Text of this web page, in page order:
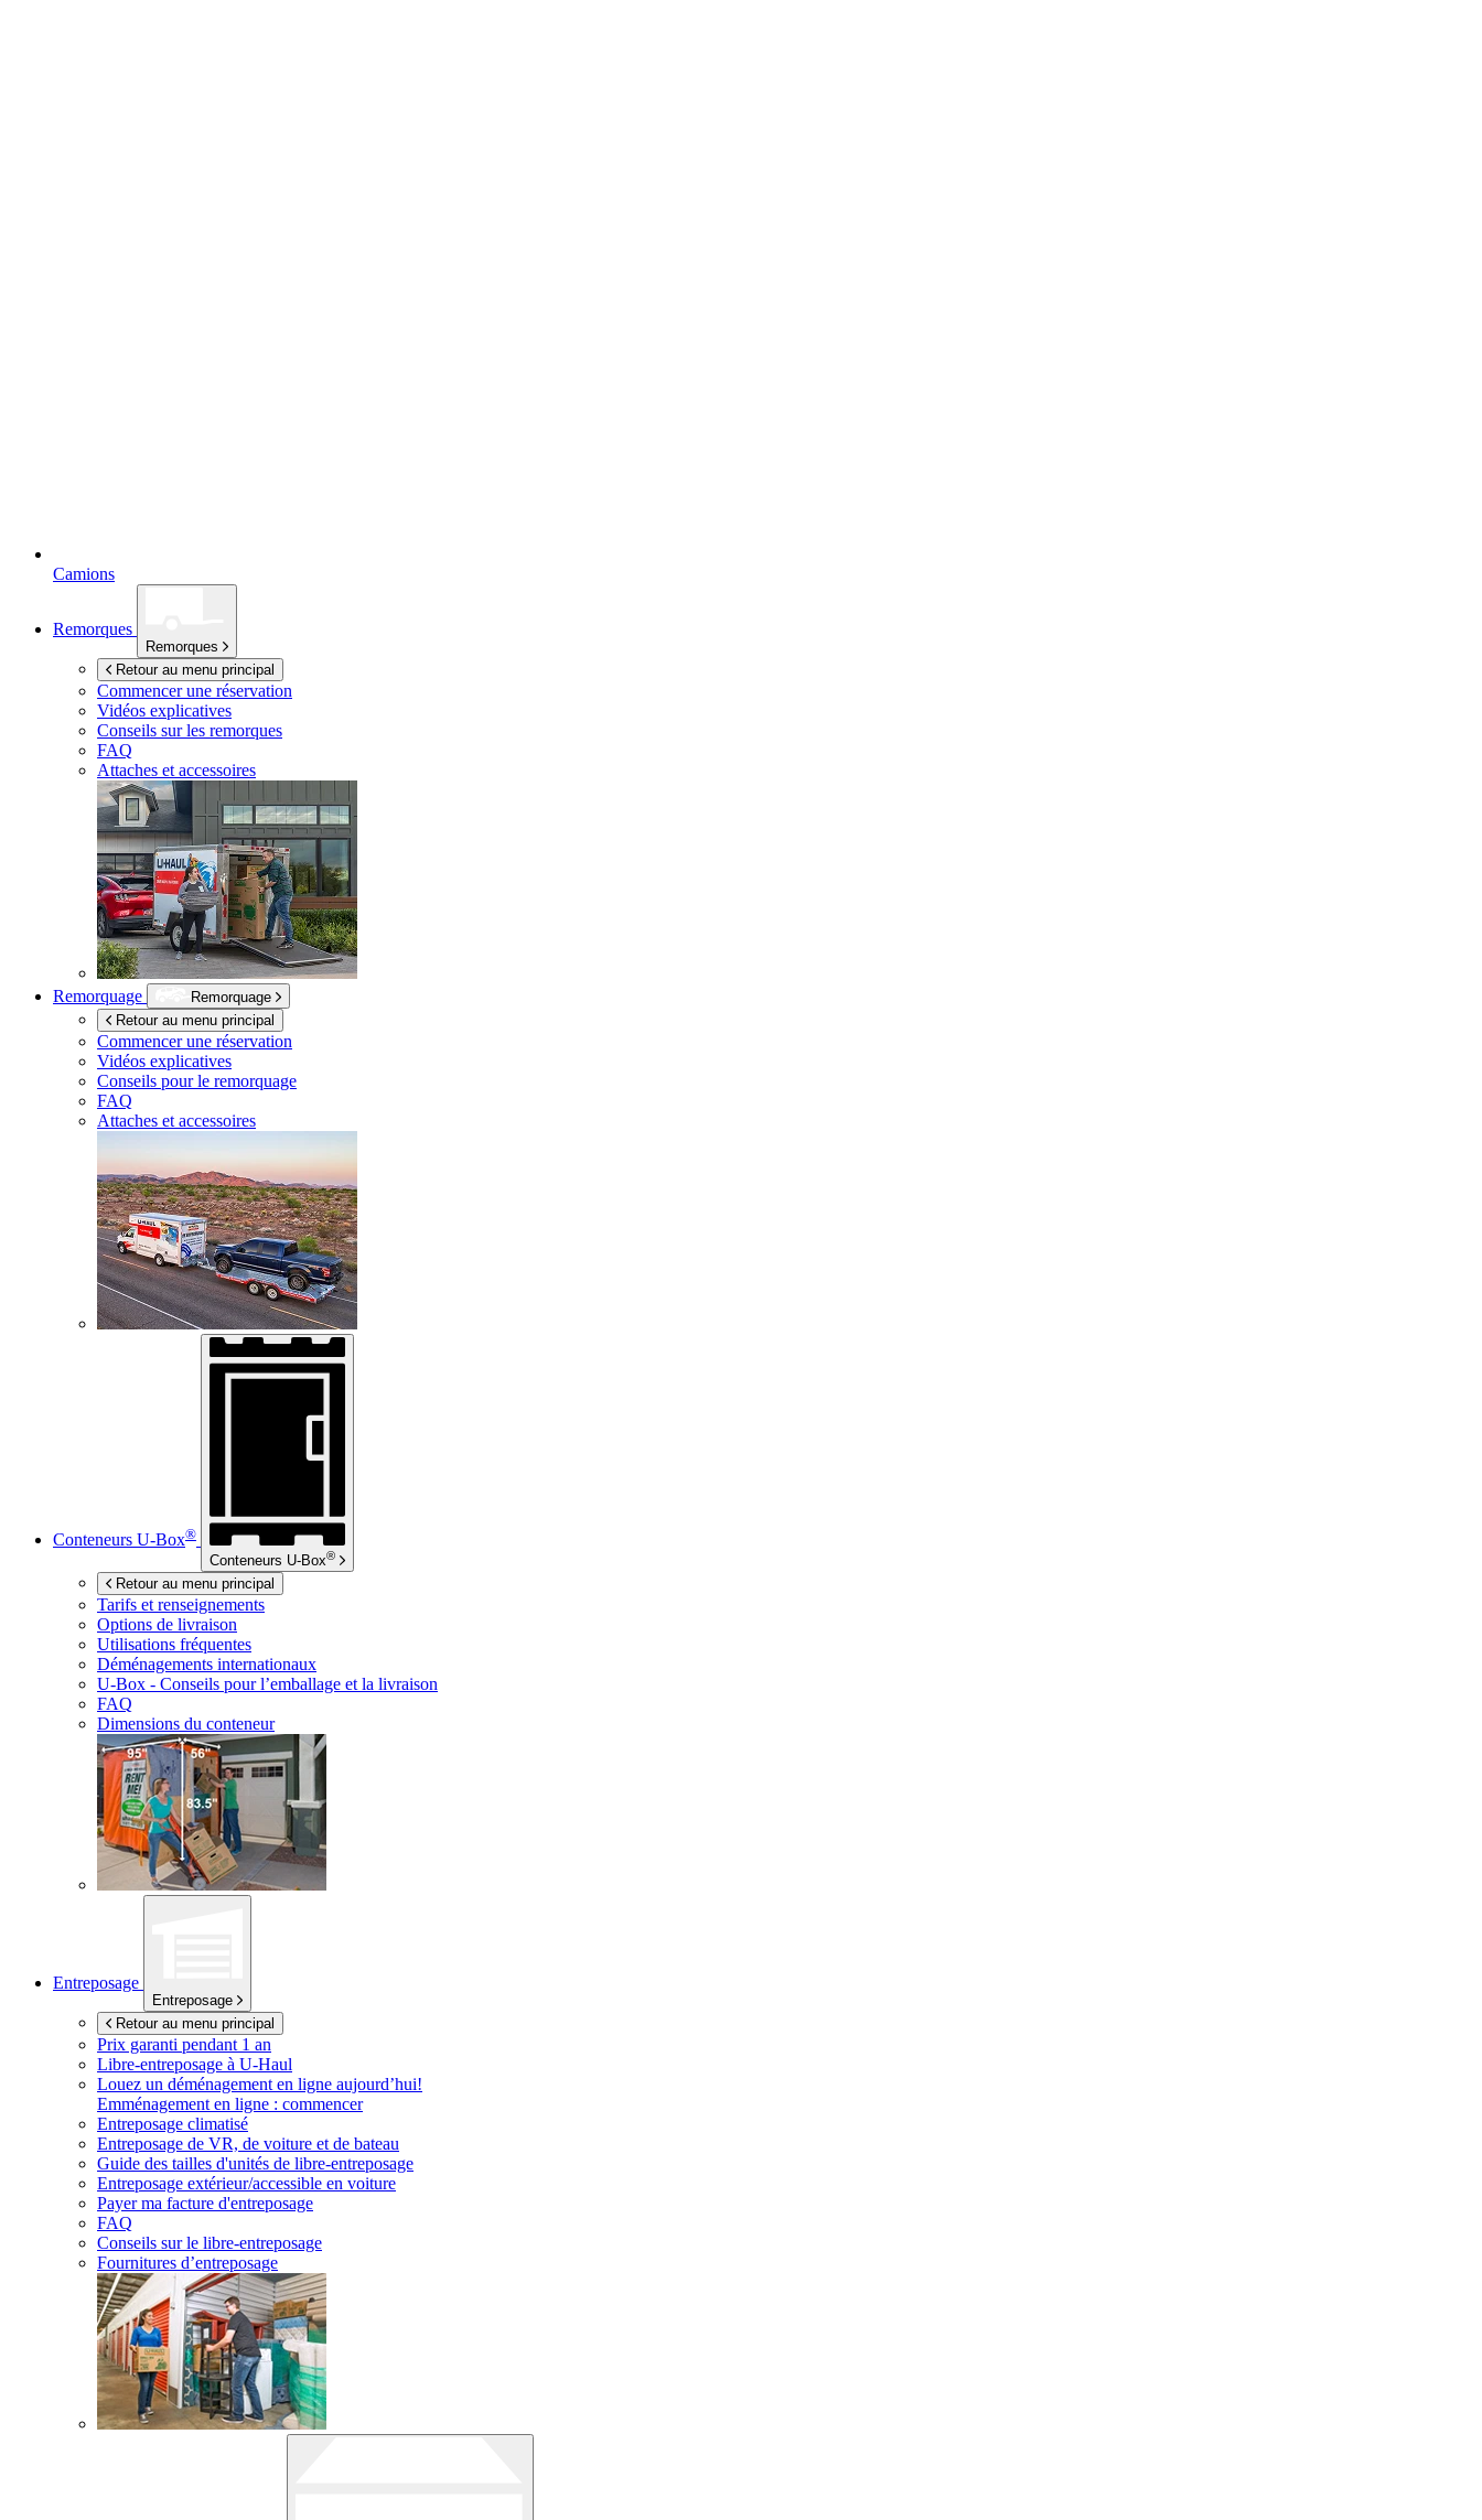
Camions
Remorques
Remorques
Retour au menu principal
Commencer une réservation
Vidéos explicatives
Conseils sur les remorques
FAQ
Attaches et accessoires
Remorquage
Remorquage
Retour au menu principal
Commencer une réservation
Vidéos explicatives
Conseils pour le remorquage
FAQ
Attaches et accessoires
Conteneurs U-Box®
Conteneurs U-Box®
Retour au menu principal
Tarifs et renseignements
Options de livraison
Utilisations fréquentes
Déménagements internationaux
U-Box - Conseils pour l’emballage et la livraison
FAQ
Dimensions du conteneur
Entreposage
Entreposage
Retour au menu principal
Prix garanti pendant 1 an
Libre-entreposage à U-Haul
Louez un déménagement en ligne aujourd’hui!
Emménagement en ligne : commencer
Entreposage climatisé
Entreposage de VR, de voiture et de bateau
Guide des tailles d'unités de libre-entreposage
Entreposage extérieur/accessible en voiture
Payer ma facture d'entreposage
FAQ
Conseils sur le libre-entreposage
Fournitures d’entreposage